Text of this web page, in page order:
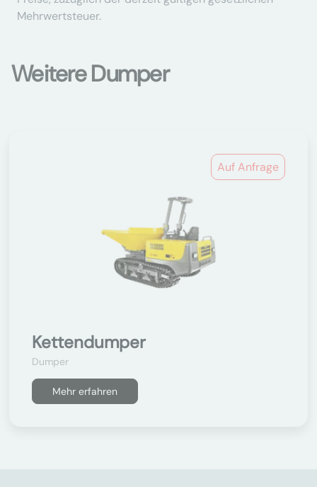
Mehrwertsteuer.
Weitere Dumper
Auf Anfrage
Kettendumper
Dumper
Mehr erfahren